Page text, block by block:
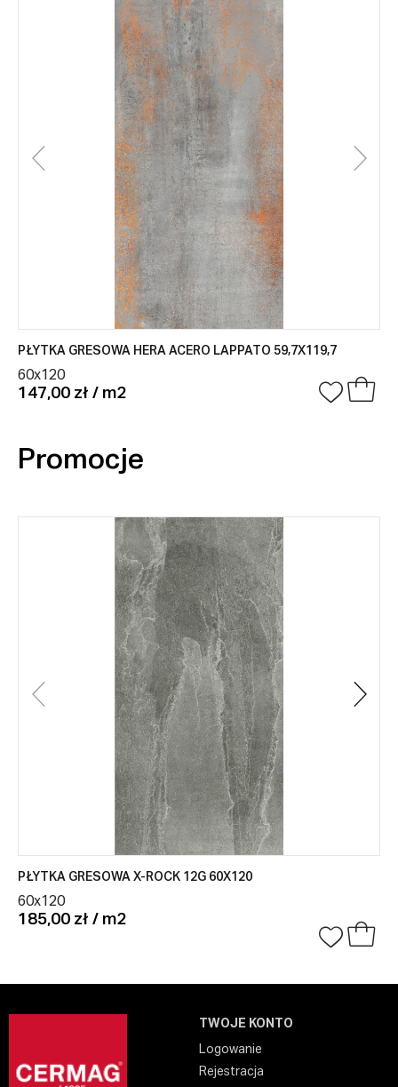
PŁYTKA GRESOWA HERA ACERO LAPPATO 59,7X119,7
60x120
147,00 zł / m2
Promocje
PŁYTKA GRESOWA X-ROCK 12G 60X120
60x120
185,00 zł / m2
TWOJE KONTO
Logowanie
Rejestracja